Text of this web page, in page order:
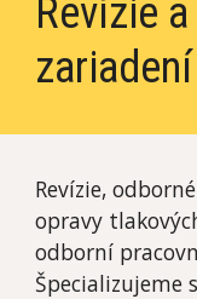
Revízie
zariadení
Revízie,
opravy
odborní
Špecializujeme